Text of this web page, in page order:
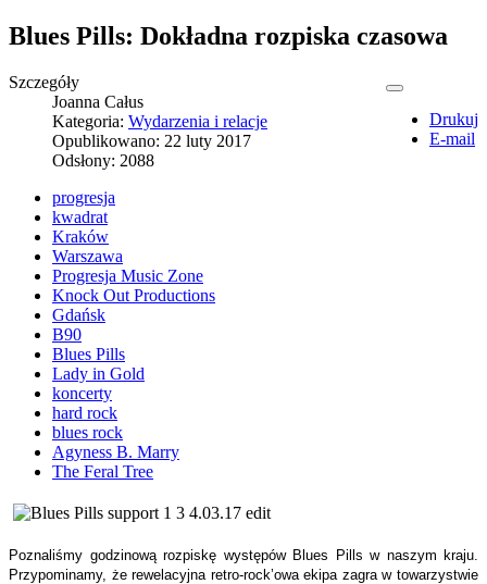
Blues Pills: Dokładna rozpiska czasowa
Drukuj
E-mail
Szczegóły
Joanna Całus
Kategoria: Wydarzenia i relacje
Opublikowano: 22 luty 2017
Odsłony: 2088
progresja
kwadrat
Kraków
Warszawa
Progresja Music Zone
Knock Out Productions
Gdańsk
B90
Blues Pills
Lady in Gold
koncerty
hard rock
blues rock
Agyness B. Marry
The Feral Tree
Poznaliśmy godzinową rozpiskę występów Blues Pills w naszym kraju.
Przypominamy, że rewelacyjna retro-rock’owa ekipa zagra w towarzystwie